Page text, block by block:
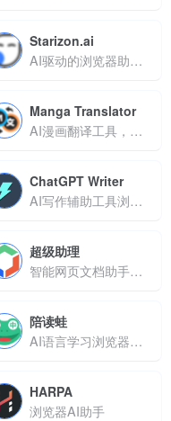
Starizon.ai
AI驱动的浏览器助手，实现网页数据智能提取与自动化监控
Manga Translator
AI漫画翻译工具，支持135种语言实时翻译与格式优化
ChatGPT Writer
AI写作辅助工具浏览器插件
超级助理
智能网页文档助手，支持多场景高效信息处理与创作
陪读蛙
AI语言学习浏览器扩展，支持沉浸式阅读与解析
HARPA
浏览器AI助手